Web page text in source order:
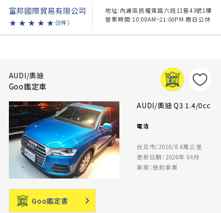
富邦國際貿易有限公司
★ ★ ★ ★ ★ （0件）
地址:內湖區民權東路六段11巷43號1樓
營業時間:10:00AM~21:00PM 周日公休
AUDI/奧迪
Goo鑑定車
AUDI/奧迪 Q3 1.4/0cc
電洽
台北市/2016/8.4萬公里
更新日期：2026年 04月
車商：德鈞車業
Goo鑑定書